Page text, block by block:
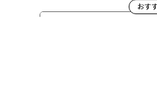
おす